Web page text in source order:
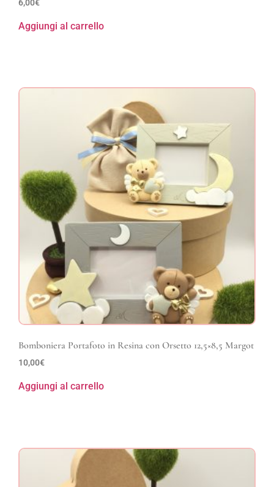
6,00€
Aggiungi al carrello
Bomboniera Portafoto in Resina con Orsetto 12,5×8,5 Margot
10,00€
Aggiungi al carrello